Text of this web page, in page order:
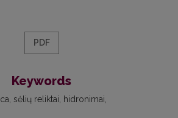
PDF
Keywords
sėlių reliktai hidronimai